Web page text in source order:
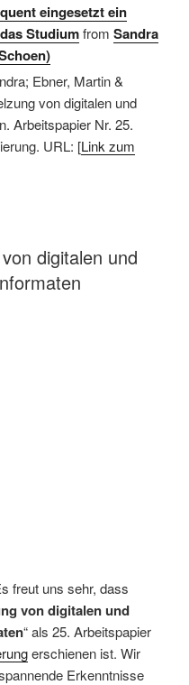
eingesetzt ein
Studium from Sandra
Ebner, Martin &
von digitalen und
Arbeitspapier Nr. 25.
URL: [Link zum
digitalen und
freut uns sehr, dass
von digitalen und
“ als 25. Arbeitspapier
erschienen ist. Wir
Erkenntnisse